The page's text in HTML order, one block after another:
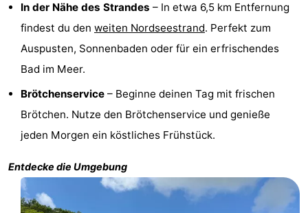
Surfen
Sportangeln
Essen
trinken
Praktisch
Route
In der Nähe des Strandes – In etwa 6,5 km Entfernung
findest du den weiten Nordseestrand. Perfekt zum
Auspusten, Sonnenbaden oder für ein erfrischendes
Bad im Meer.
Brötchenservice – Beginne deinen Tag mit frischen
Brötchen. Nutze den Brötchenservice und genieße
jeden Morgen ein köstliches Frühstück.
Entdecke die Umgebung